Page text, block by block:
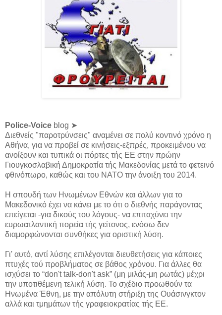
Police-Voice blog ➤
Διεθνείς "παροτρύνσεις" αναμένει σε πολύ κοντινό χρόνο η
Αθήνα, για να προβεί σε κινήσεις-εξπρές, προκειμένου να
ανοίξουν και τυπικά οι πόρτες τής ΕΕ στην πρώην
Γιουγκοσλαβική Δημοκρατία τής Μακεδονίας μετά το φετεινό
φθινόπωρο, καθώς και του ΝΑΤΟ την άνοιξη του 2014.
Η σπουδή των Ηνωμένων Εθνών και άλλων για το
Μακεδονικό έχει να κάνει με το ότι ο διεθνής παράγοντας
επείγεται -για δικούς του λόγους- να επιταχύνει την
ευρωατλαντική πορεία τής γείτονος, ενόσω δεν
διαμορφώνονται συνθήκες για οριστική λύση.
Γι' αυτό, αντί λύσης επιλέγονται διευθετήσεις για κάποιες
πτυχές τού προβλήματος σε βάθος χρόνου. Για άλλες θα
ισχύσει το “don't talk-don't ask” (μη μιλάς-μη ρωτάς) μέχρι
την υποτιθέμενη τελική λύση. Το σχέδιο προωθούν τα
Ηνωμένα Έθνη, με την απόλυτη στήριξη της Ουάσινγκτον
αλλά και τμημάτων τής γραφειοκρατίας τής ΕΕ.